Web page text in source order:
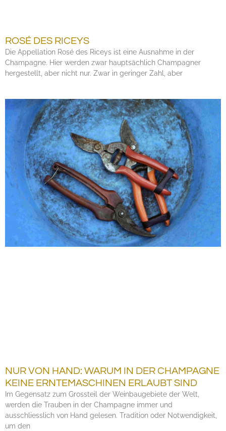
ROSÉ DES RICEYS
Die Appellation Rosé des Riceys ist eine Ausnahme in der
Champagne. Hier werden zwar hauptsächlich Champagner
hergestellt, aber nicht nur. Zwar in geringer Zahl, aber
NUR VON HAND: WARUM IN DER CHAMPAGNE
KEINE ERNTEMASCHINEN ERLAUBT SIND
Im Gegensatz zum Grossteil der Weinbaugebiete der Welt,
werden die Trauben in der Champagne immer und
ausschliesslich von Hand gelesen. Tradition oder Notwendigkeit,
um den